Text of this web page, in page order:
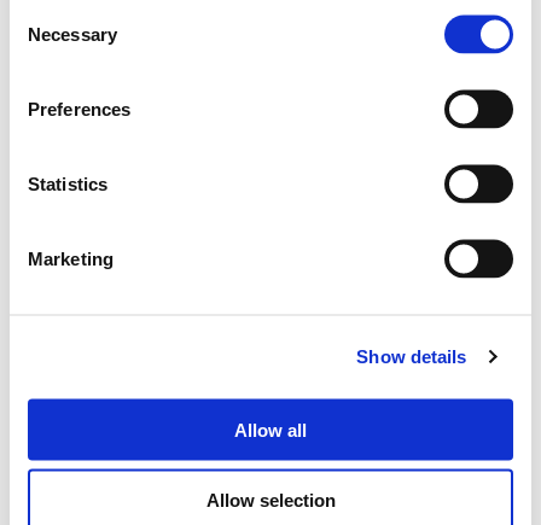
Selection
Necessary
Preferences
Statistics
Marketing
Show details
Allow all
Allow selection
Per tutte le finalità indicate, i dati personali
sono trattati e conservati su server ubicati
Il mancato conferimento dei dati personali a
rispetto al rapporto di lavoro instaurato con il
Titolare. È salvo il diritto di opporsi in ogni
momento ai trattamenti fondati sul legittimo
interesse per motivi connessi ad una situazione